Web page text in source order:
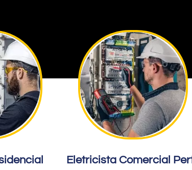
Eletricista Comercial